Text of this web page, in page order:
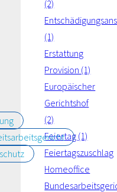
(2)
(1)
Erstattung
Provision (1)
Europäischer
Gerichtshof
(2)
Feiertag (1)
Feiertagszuschlag
Homeoffice